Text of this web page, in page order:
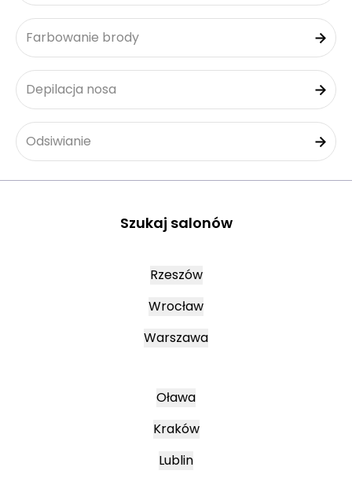
Farbowanie brody
Depilacja nosa
Odsiwianie
Szukaj salonów
Rzeszów
Wrocław
Warszawa
Oława
Kraków
Lublin